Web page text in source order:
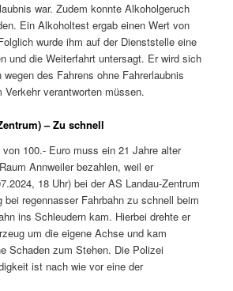
war. Zudem konnte Alkoholgeruch
Ein Alkoholtest ergab einen Wert von
wurde ihm auf der Dienststelle eine
und die Weiterfahrt untersagt. Er wird sich
des Fahrens ohne Fahrerlaubnis
Verkehr verantworten müssen.
– Zu schnell
100.- Euro muss ein 21 Jahre alter
Annweiler bezahlen, weil er
18 Uhr) bei der AS Landau-Zentrum
bei regennasser Fahrbahn zu schnell beim
ins Schleudern kam. Hierbei drehte er
um die eigene Achse und kam
Schaden zum Stehen. Die Polizei
ist nach wie vor eine der